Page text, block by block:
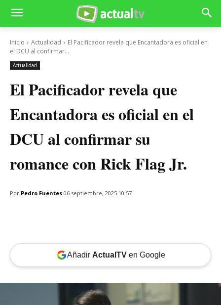
Inicio Actualidad
El Pacificador revela que Encantadora es oficial en
el DCU al confirmar...
Actualidad
El Pacificador revela que
Encantadora es oficial en el
DCU al confirmar su
romance con Rick Flag Jr.
Por Pedro Fuentes 06 septiembre, 2025 10:57
Añadir ActualTVen Google